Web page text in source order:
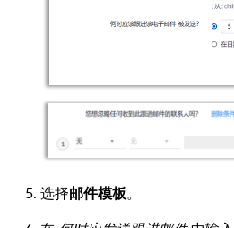
选择邮件模板。